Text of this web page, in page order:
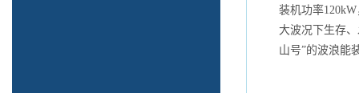
装机功率120kW
大波况下生存
山号”的波浪能